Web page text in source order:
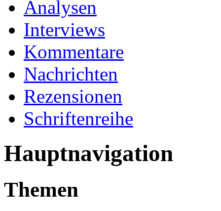
Analysen
Interviews
Kommentare
Nachrichten
Rezensionen
Schriftenreihe
Hauptnavigation
Themen